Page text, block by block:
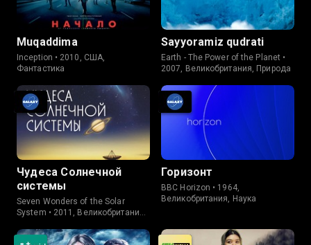
Muqaddima
Inception • 2010, США,
Фантастика
Sayyoramiz qudrati
Earth - The Power of the Planet •
2007, Великобритания, Природа
Чудеса Солнечной
системы
Seven Wonders of the Solar
System • 2011, Великобритания,
Горизонт
BBC Horizon • 1964,
Великобритания, Наука